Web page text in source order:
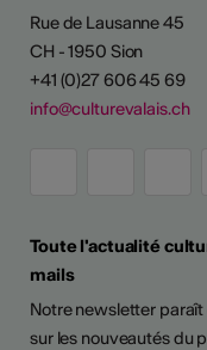
Rue de Lausanne 45
CH - 1950 Sion
+41 (0)27 606 45 69
info@culturevalais.ch
Toute l'actualité
mails
Notre newsletter
sur les nouveautés du